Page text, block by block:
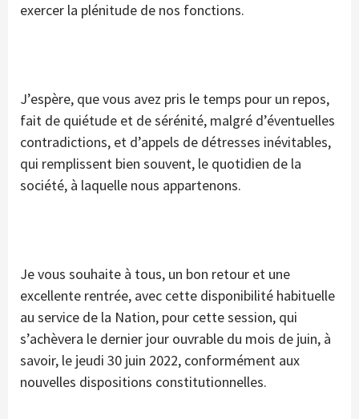
exercer la plénitude de nos fonctions.
J’espère, que vous avez pris le temps pour un repos,
fait de quiétude et de sérénité, malgré d’éventuelles
contradictions, et d’appels de détresses inévitables,
qui remplissent bien souvent, le quotidien de la
société, à laquelle nous appartenons.
Je vous souhaite à tous, un bon retour et une
excellente rentrée, avec cette disponibilité habituelle
au service de la Nation, pour cette session, qui
s’achèvera le dernier jour ouvrable du mois de juin, à
savoir, le jeudi 30 juin 2022, conformément aux
nouvelles dispositions constitutionnelles.